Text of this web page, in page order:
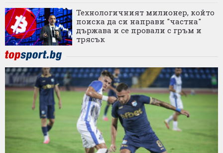
Технологичният милионер, който
поиска да си направи "частна"
държава и се провали с гръм и
трясък